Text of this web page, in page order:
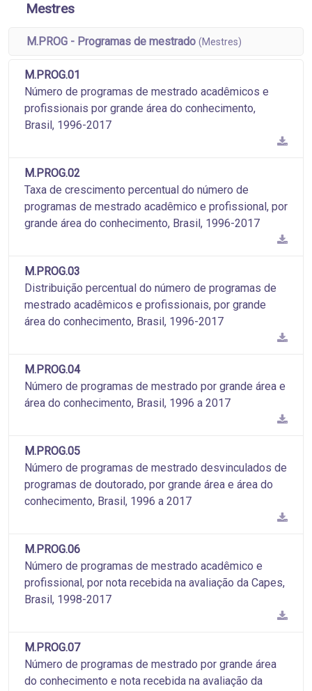
Mestres
M.PROG - Programas de mestrado (Mestres)
M.PROG.01
Número de programas de mestrado acadêmicos e
profissionais por grande área do conhecimento,
Brasil, 1996-2017
M.PROG.02
Taxa de crescimento percentual do número de
programas de mestrado acadêmico e profissional, por
grande área do conhecimento, Brasil, 1996-2017
M.PROG.03
Distribuição percentual do número de programas de
mestrado acadêmicos e profissionais, por grande
área do conhecimento, Brasil, 1996-2017
M.PROG.04
Número de programas de mestrado por grande área e
área do conhecimento, Brasil, 1996 a 2017
M.PROG.05
Número de programas de mestrado desvinculados de
programas de doutorado, por grande área e área do
conhecimento, Brasil, 1996 a 2017
M.PROG.06
Número de programas de mestrado acadêmico e
profissional, por nota recebida na avaliação da Capes,
Brasil, 1998-2017
M.PROG.07
Número de programas de mestrado por grande área
do conhecimento e nota recebida na avaliação da